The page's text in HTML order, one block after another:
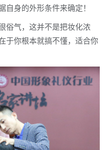
身的外形条件来确定！
俗气，这并不是把妆化浓
于你根本就搞不懂，适合你